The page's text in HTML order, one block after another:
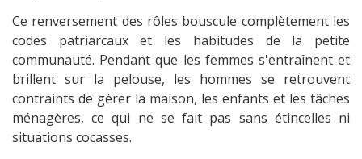
Ce renversement des rôles bouscule complètement les
codes patriarcaux et les habitudes de la petite
communauté. Pendant que les femmes s'entraînent et
brillent sur la pelouse, les hommes se retrouvent
contraints de gérer la maison, les enfants et les tâches
ménagères, ce qui ne se fait pas sans étincelles ni
situations cocasses.